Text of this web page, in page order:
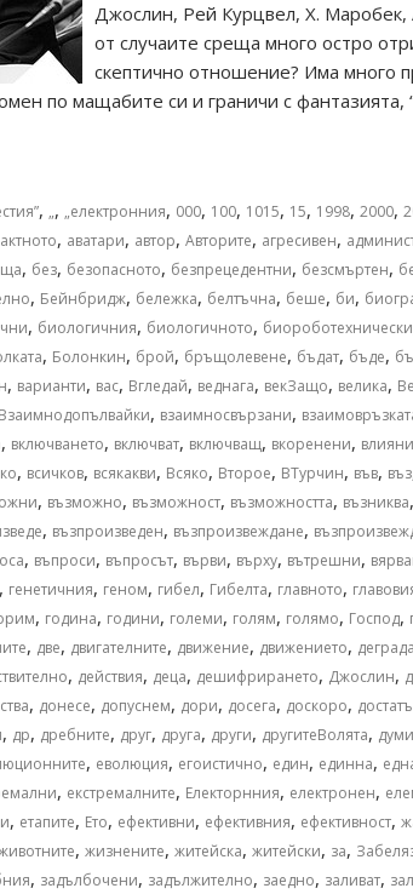
Джослин, Рей Курцвел, Х.
от случаите среща много остро
скептично отношение? Има много
по мащабите си и граничи с фантазията,
, „, „електронния, 000, 100, 1015, 15, 1998, 2000,
, аватари, автор, Авторите, агресивен,
, без, безопасното, безпрецедентни, безсмъртен,
, Бейнбридж, бележка, белтъчна, беше, би,
, биологичния, биологичното, биороботехнически
, Болонкин, брой, бръщолевене, бъдат, бъде,
, варианти, вас, Вгледай, веднага, векЗащо, велика,
Взаимнодопълвайки, взаимносвързани,
, включването, включват, включващ, вкоренени,
, всичков, всякакви, Всяко, Второе, ВТурчин, във, въз
, възможно, възможност, възможността, възниква,
, възпроизведен, възпроизвеждане,
, въпроси, въпросът, върви, върху, вътрешни,
, генетичния, геном, гибел, Гибелта, главното,
, година, години, големи, голям, голямо, Господ,
, две, двигателните, движение, движението,
, действия, деца, дешифрирането, Джослин,
, донесе, допуснем, дори, досега, доскоро,
, др, дребните, друг, друга, други, другитеВолята, думи
, еволюция, егоистично, един, единна,
, екстремалните, Електорнния, електронен,
, етапите, Ето, ефективни, ефективния, ефективност,
, жизнените, житейска, житейски, за,
, задълбочени, задължително, заедно, заливат,